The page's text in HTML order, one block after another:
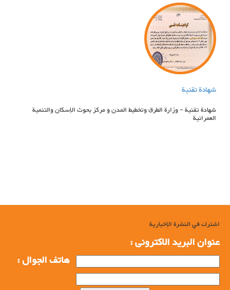
شهادة تقنیة
شهادة تقنیة - وزارة الطرق وتخطیط المدن و مركز بحوث الإسكان والتنمية
العمرانية
اشترك في النشرة الإخبارية
عنوان البرید الاکترونی :
هاتف الجوال :